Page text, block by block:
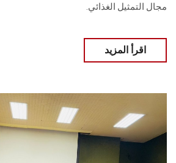
مجال التمثيل الغذائي.
اقرأ المزيد